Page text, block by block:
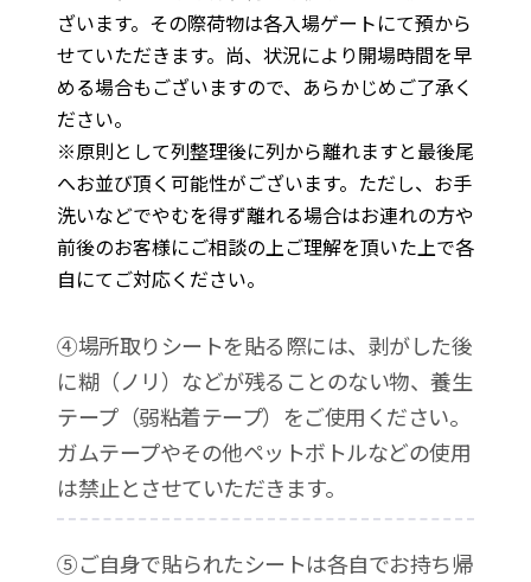
ざいます。その際荷物は各入場ゲートにて預から
せていただきます。尚、状況により開場時間を早
める場合もございますので、あらかじめご了承く
ださい。
※原則として列整理後に列から離れますと最後尾
へお並び頂く可能性がございます。ただし、お手
洗いなどでやむを得ず離れる場合はお連れの方や
前後のお客様にご相談の上ご理解を頂いた上で各
自にてご対応ください。
④場所取りシートを貼る際には、剥がした後
に糊（ノリ）などが残ることのない物、養生
テープ（弱粘着テープ）をご使用ください。
ガムテープやその他ペットボトルなどの使用
は禁止とさせていただきます。
⑤ご自身で貼られたシートは各自でお持ち帰